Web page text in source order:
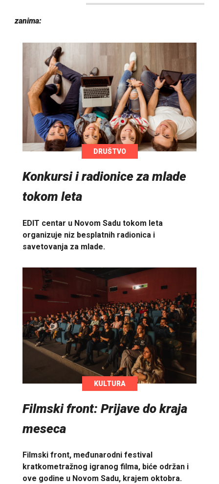
zanima:
DRUŠTVO
Konkursi i radionice za mlade
tokom leta
EDIT centar u Novom Sadu tokom leta
organizuje niz besplatnih radionica i
savetovanja za mlade.
KULTURA
Filmski front: Prijave do kraja
meseca
Filmski front, međunarodni festival
kratkometražnog igranog filma, biće održan i
ove godine u Novom Sadu, krajem oktobra.